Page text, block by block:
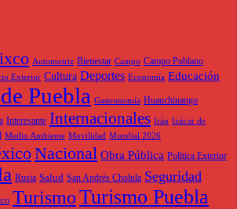
Automotriz Bienestar Campo Campo Poblano
Exterior Cultura Deportes Economía Educación
Puebla Gastronomía Huauchinango
Interesante Internacionales Irán Izúcar de
Medio Ambiente Movilidad Mundial 2026
Nacional Obra Pública Política Exterior
Rusia Salud San Andrés Cholula Seguridad
TurismoTurismo Puebla